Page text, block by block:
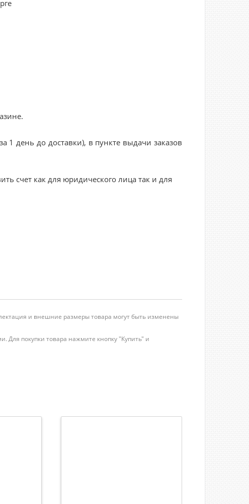
1 день до доставки), в пункте выдачи заказов
счет как для юридического лица так и для
и внешние размеры товара могут быть изменены
Для покупки товара нажмите кнопку "Купить" и